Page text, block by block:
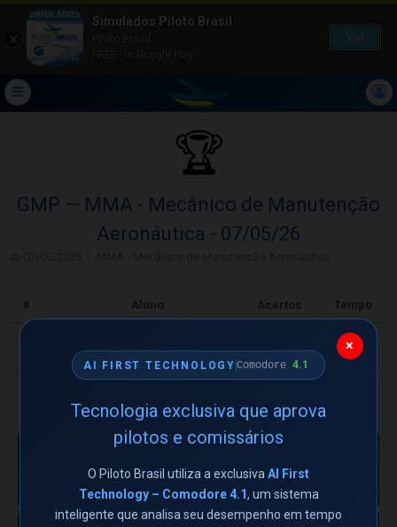
🏆
GMP — MMA - Mecânico de Manutenção
Aeronáutica - 07/05/26
# Aluno Acertos Tempo
Francisca Morais 18/20 7m 23s
← Ver todos os torneios
ESPAÇO PUBLICITÁRIO
Sua marca aqui —
exclusiva, sem
concorrentes.
+169 mil aviadores. 1 único anunciante
por posição.
Ver oportunidade →
×
AI FIRST TECHNOLOGY Comodore4.1
Tecnologia exclusiva que aprova
pilotos e comissários
O Piloto Brasil utiliza a exclusiva AI First
Technology – Comodore 4.1, um sistema
inteligente que analisa seu desempenho em tempo
Simulados Piloto Brasil
Piloto Brasil
FREE - In Google Play